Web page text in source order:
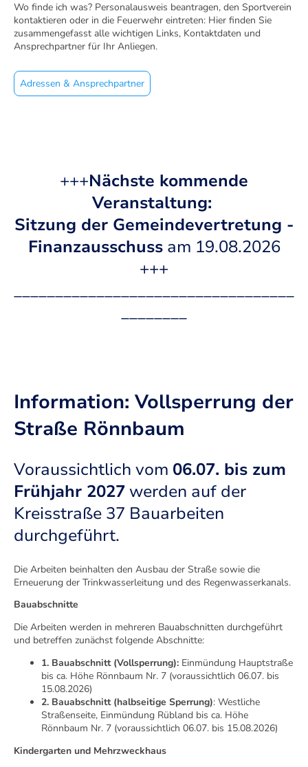
Wo finde ich was? Personalausweis beantragen, den Sportverein
kontaktieren oder in die Feuerwehr eintreten: Hier finden Sie
zusammengefasst alle wichtigen Links, Kontaktdaten und
Ansprechpartner für Ihr Anliegen.
Adressen & Ansprechpartner
+++Nächste kommende
Veranstaltung:
Sitzung der Gemeindevertretung -
Finanzausschussam 19.08.2026
+++
__________________________________
________
Information: Vollsperrung der
Straße Rönnbaum
Voraussichtlich vom 06.07. bis zum
Frühjahr 2027werden auf der
Kreisstraße 37 Bauarbeiten
durchgeführt.
Die Arbeiten beinhalten den Ausbau der Straße sowie die
Erneuerung der Trinkwasserleitung und des Regenwasserkanals.
Bauabschnitte
Die Arbeiten werden in mehreren Bauabschnitten durchgeführt
und betreffen zunächst folgende Abschnitte:
1. Bauabschnitt (Vollsperrung): Einmündung Hauptstraße
bis ca. Höhe Rönnbaum Nr. 7 (voraussichtlich 06.07. bis
15.08.2026)
2. Bauabschnitt (halbseitige Sperrung): Westliche
Straßenseite, Einmündung Rübland bis ca. Höhe
Rönnbaum Nr. 7 (voraussichtlich 06.07. bis 15.08.2026)
Kindergarten und Mehrzweckhaus